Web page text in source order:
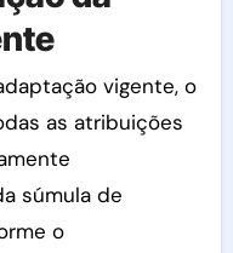
vigente, o
as atribuições
súmula de
o